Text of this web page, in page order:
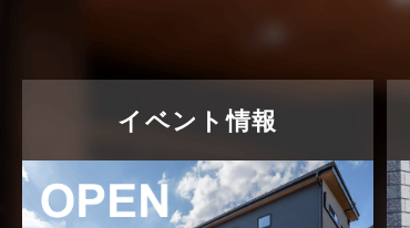
イベント情報